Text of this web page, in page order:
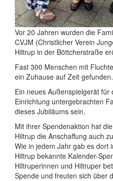
Vor 20 Jahren wurden die
CVJM (Christlicher Verein
Hiltrup in der Böttcherstraße
Fast 300 Menschen mit
ein Zuhause auf Zeit gefunden.
Ein neues Außenspielgerät für
Einrichtung untergebrachten
dieses Jubiläums sein.
Mit ihrer Spendenaktion hat
Hiltrup die Anschaffung auch
Wie in jedem Jahr gab es dort
Hiltrup bekannte Kalender-
Hiltruperinnen und Hiltruper
Spende und freuten sich über